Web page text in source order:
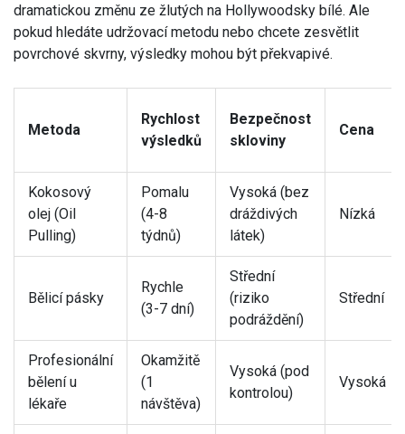
dramatickou změnu ze žlutých na Hollywoodsky bílé. Ale
pokud hledáte udržovací metodu nebo chcete zesvětlit
povrchové skvrny, výsledky mohou být překvapivé.
Metoda
Rychlost
výsledků
Bezpečnost
skloviny
Cena
Kokosový
olej (Oil
Pulling)
Pomalu
(4-8
týdnů)
Vysoká (bez
dráždivých
látek)
Nízká
Bělicí pásky
Rychle
(3-7 dní)
Střední
(riziko
podráždění)
Střední
Profesionální
bělení u
lékaře
Okamžitě
(1
návštěva)
Vysoká (pod
kontrolou)
Vysoká